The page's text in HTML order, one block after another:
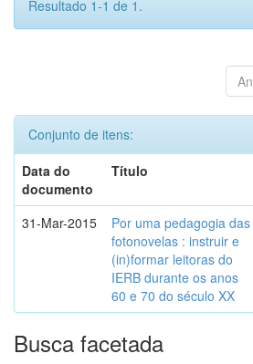
Resultado 1-1 de 1.
Conjunto de itens:
Data do
documento
Título
31-Mar-2015
Por uma pedagogia das
fotonovelas : instruir e
(in)formar leitoras do
IERB durante os anos
60 e 70 do século XX
Busca facetada